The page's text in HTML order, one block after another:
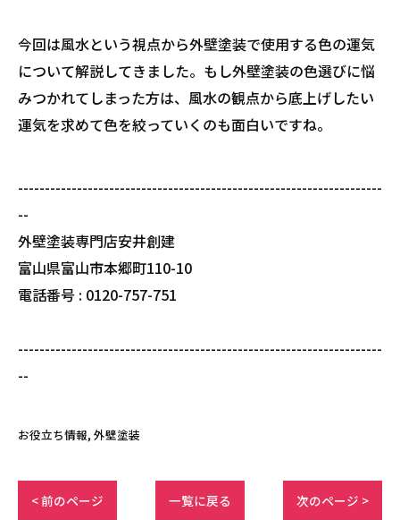
今回は風水という視点から外壁塗装で使用する色の運気
について解説してきました。もし外壁塗装の色選びに悩
みつかれてしまった方は、風水の観点から底上げしたい
運気を求めて色を絞っていくのも面白いですね。
--------------------------------------------------------------------
--
外壁塗装専門店安井創建
富山県富山市本郷町110-10
電話番号 : 0120-757-751
--------------------------------------------------------------------
--
お役立ち情報 外壁塗装
< 前のページ 一覧に戻る 次のページ >